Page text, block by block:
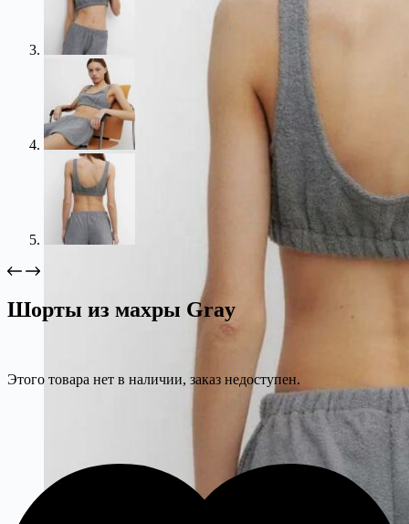
Шорты из махры Gray
Этого товара нет в наличии, заказ недоступен.